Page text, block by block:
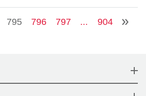
795 796 797 ... 904